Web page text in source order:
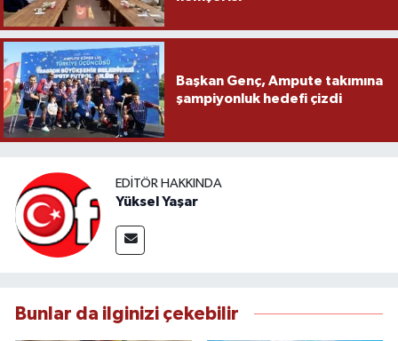
Başkan Genç, Ampute takımına
şampiyonluk hedefi çizdi
EDITÖR HAKKINDA
Yüksel Yaşar
Bunlar da ilginizi çekebilir